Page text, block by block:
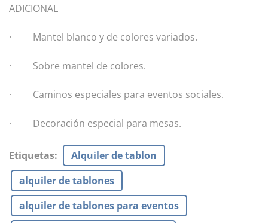
ADICIONAL
· Mantel blanco y de colores variados.
· Sobre mantel de colores.
· Caminos especiales para eventos sociales.
· Decoración especial para mesas.
Etiquetas:
Alquiler de tablon
alquiler de tablones
alquiler de tablones para eventos